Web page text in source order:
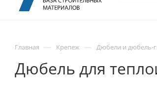
Главная — Крепеж — Дюбели и дюбель-
Дюбель для